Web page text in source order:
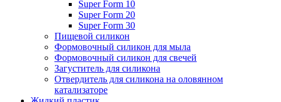
Super Form 10
Super Form 20
Super Form 30
Пищевой силикон
Формовочный силикон для мыла
Формовочный силикон для свечей
Загуститель для силикона
Отвердитель для силикона на оловянном
катализаторе